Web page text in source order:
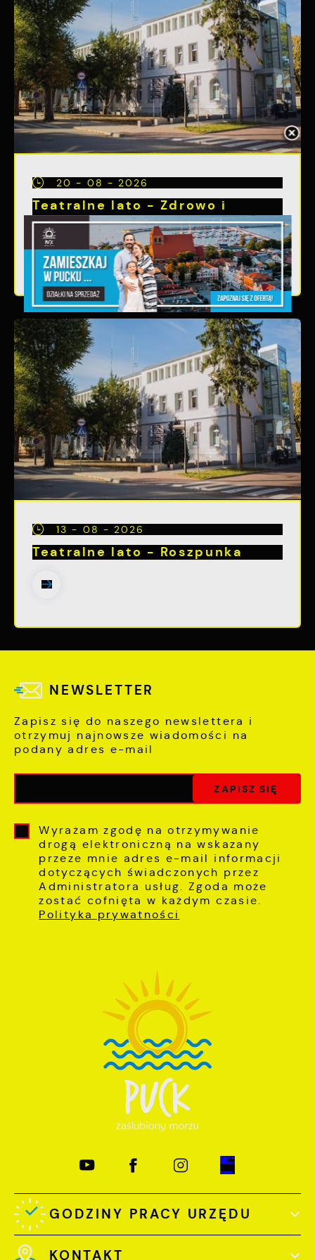
20 - 08 - 2026
Teatralne lato - Zdrowo i
kolorowo
13 - 08 - 2026
Teatralne lato - Roszpunka
NEWSLETTER
Zapisz się do naszego newslettera i
otrzymuj najnowsze wiadomości na
podany adres e-mail
Wyrażam zgodę na otrzymywanie
drogą elektroniczną na wskazany
przeze mnie adres e-mail informacji
dotyczących świadczonych przez
Administratora usług. Zgoda może
zostać cofnięta w każdym czasie.
Polityka prywatności
GODZINY PRACY URZĘDU
KONTAKT